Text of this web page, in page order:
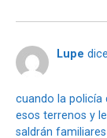
Lupe
cuando la policía
esos terrenos y
saldrán